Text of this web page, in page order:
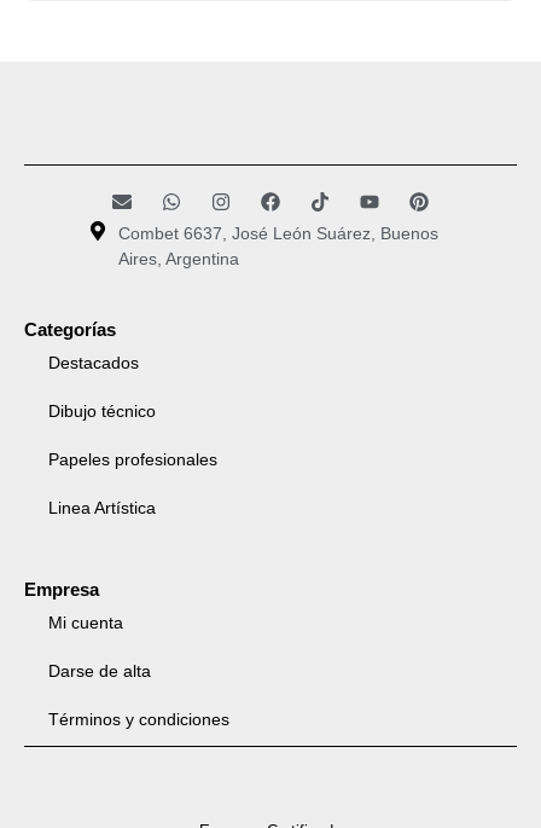
Combet 6637, José León Suárez, Buenos
Aires, Argentina
Categorías
Destacados
Dibujo técnico
Papeles profesionales
Linea Artística
Empresa
Mi cuenta
Darse de alta
Términos y condiciones